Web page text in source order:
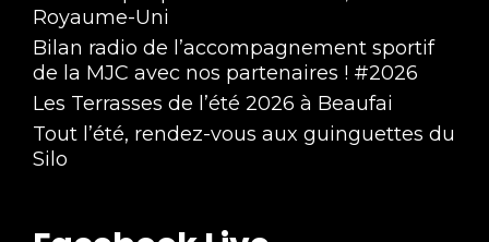
Royaume-Uni
Bilan radio de l’accompagnement sportif
de la MJC avec nos partenaires ! #2026
Les Terrasses de l’été 2026 à Beaufai
Tout l’été, rendez-vous aux guinguettes du
Silo